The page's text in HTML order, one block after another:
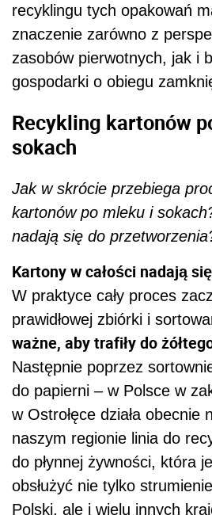
recyklingu tych opakowań
znaczenie zarówno z
zasobów pierwotnych, jak i
gospodarki o obiegu
Recykling kartonów
sokach
Jak w skrócie przebiega
kartonów po mleku i
nadają się do
Kartony w całości nadają
W praktyce cały proces
prawidłowej zbiórki i
ważne, aby trafiły do
Następnie poprzez
do papierni – w Polsce w
w Ostrołęce działa obecnie
naszym regionie linia do
do płynnej żywności, która
obsłużyć nie tylko
Polski, ale i wielu innych